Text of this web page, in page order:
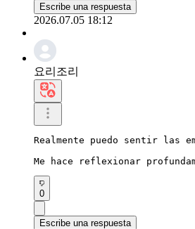
Escribe una respuesta
2026.07.05 18:12
요리조리
Realmente puedo sentir las
Me hace reflexionar
0
Escribe una respuesta